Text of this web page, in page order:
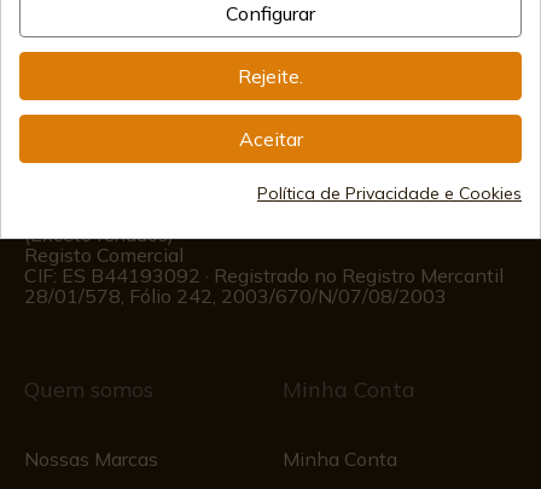
info@aceros-de-hispania.com
(Exceto feriados)
Registo Comercial
CIF: ES B44193092 · Registrado no Registro Mercantil
28/01/578, Fólio 242, 2003/670/N/07/08/2003
Quem somos
Nossas Marcas
Minha Conta
Minha Conta
Configurar
Rejeite.
Aceitar
Política de Privacidade e Cookies